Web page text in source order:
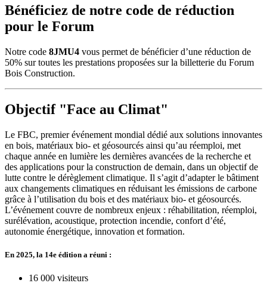
Bénéficiez de notre code de réduction
pour le Forum
Notre code 8JMU4 vous permet de bénéficier d’une réduction de
50% sur toutes les prestations proposées sur la billetterie du Forum
Bois Construction.
Objectif "Face au Climat"
Le FBC, premier événement mondial dédié aux solutions innovantes
en bois, matériaux bio- et géosourcés ainsi qu’au réemploi, met
chaque année en lumière les dernières avancées de la recherche et
des applications pour la construction de demain, dans un objectif de
lutte contre le dérèglement climatique. Il s’agit d’adapter le bâtiment
aux changements climatiques en réduisant les émissions de carbone
grâce à l’utilisation du bois et des matériaux bio- et géosourcés.
L’événement couvre de nombreux enjeux : réhabilitation, réemploi,
surélévation, acoustique, protection incendie, confort d’été,
autonomie énergétique, innovation et formation.
En 2025, la 14e édition a réuni :
16 000 visiteurs